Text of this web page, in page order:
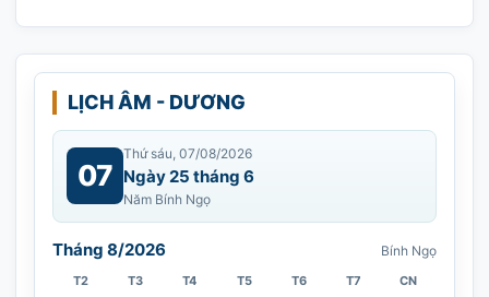
LỊCH ÂM - DƯƠNG
07
Thứ sáu, 07/08/2026
Ngày 25 tháng 6
Năm Bính Ngọ
Tháng 8/2026 Bính Ngọ
T2 T3 T4 T5 T6 T7 CN